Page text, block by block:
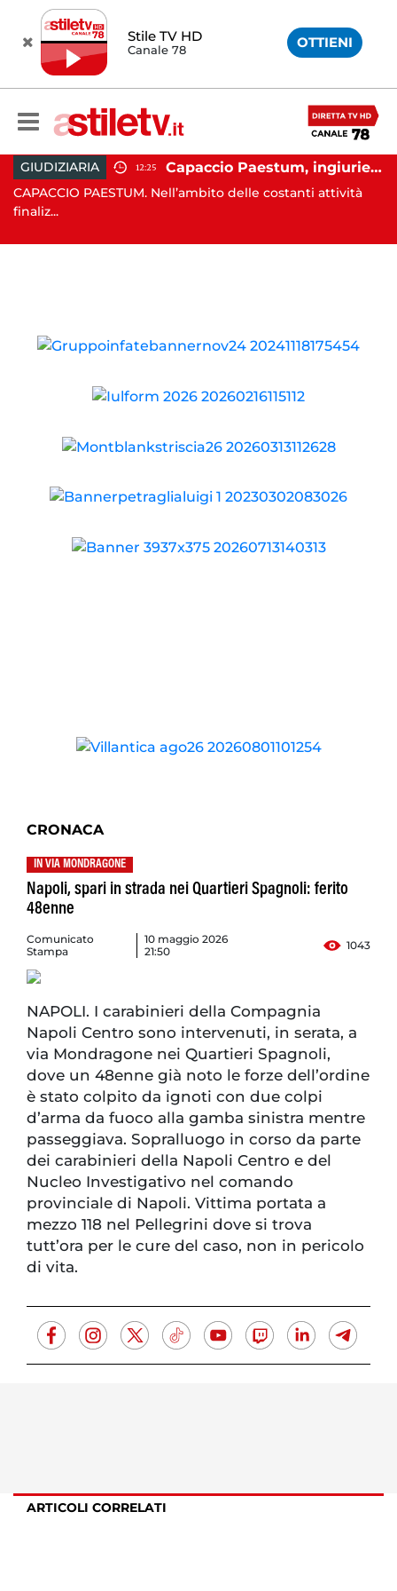
Stile TV HD
Canale 78 OTTIENI
GIUDIZIARIA 12:25 Capaccio Paestum, ingiurie alla Polizia Municipale sui social: indagato un cittadino
CAPACCIO PAESTUM. Nell’ambito delle costanti attività
finaliz...
CRONACA
IN VIA MONDRAGONE
Napoli, spari in strada nei Quartieri Spagnoli: ferito
48enne
Comunicato
Stampa
10 maggio 2026
21:50
1043
NAPOLI. I carabinieri della Compagnia
Napoli Centro sono intervenuti, in serata, a
via Mondragone nei Quartieri Spagnoli,
dove un 48enne già noto le forze dell’ordine
è stato colpito da ignoti con due colpi
d’arma da fuoco alla gamba sinistra mentre
passeggiava. Sopralluogo in corso da parte
dei carabinieri della Napoli Centro e del
Nucleo Investigativo nel comando
provinciale di Napoli. Vittima portata a
mezzo 118 nel Pellegrini dove si trova
tutt’ora per le cure del caso, non in pericolo
di vita.
ARTICOLI CORRELATI